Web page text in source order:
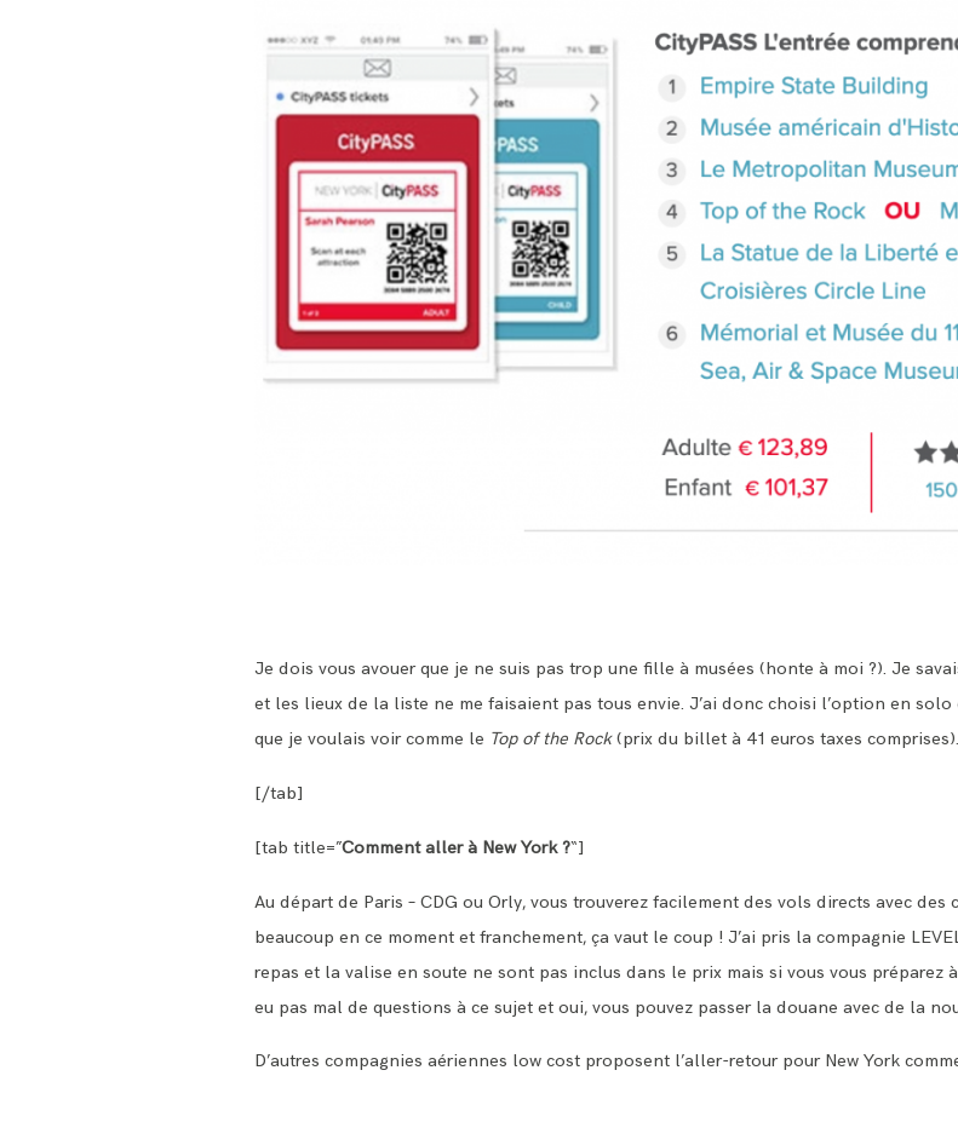
Je dois vous avouer que je ne suis pas trop une fille à musées (honte à moi ?). Je
et les lieux de la liste ne me faisaient pas tous envie. J’ai donc choisi l’option en
que je voulais voir comme le Top of the Rock(prix du billet à 41 euros taxes comprises).
[/tab]
[tab title=”Comment aller à New York ?“]
Au départ de Paris – CDG ou Orly, vous trouverez facilement des vols directs avec
beaucoup en ce moment et franchement, ça vaut le coup ! J’ai pris la compagnie
repas et la valise en soute ne sont pas inclus dans le prix mais si vous vous préparez
eu pas mal de questions à ce sujet et oui, vous pouvez passer la douane avec de la
D’autres compagnies aériennes low cost proposent l’aller-retour pour New York